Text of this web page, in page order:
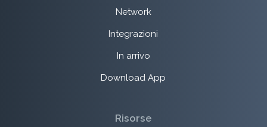
Network
Integrazioni
In arrivo
Download App
Risorse